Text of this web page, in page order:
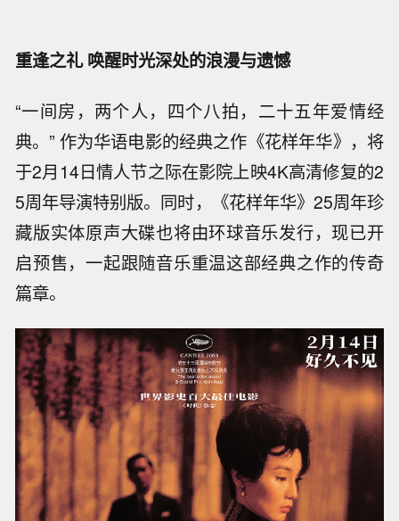
重逢之礼 唤醒时光深处的浪漫与遗憾
“一间房，两个人，四个八拍，二十五年爱情经
典。” 作为华语电影的经典之作《花样年华》，将
于2月14日情人节之际在影院上映4K高清修复的2
5周年导演特别版。同时，《花样年华》25周年珍
藏版实体原声大碟也将由环球音乐发行，现已开
启预售，一起跟随音乐重温这部经典之作的传奇
篇章。